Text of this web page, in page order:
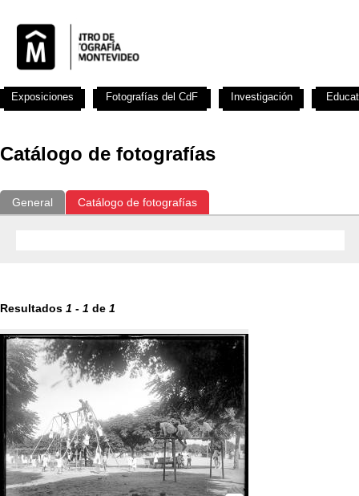
Catálogo de fotografías
General Catálogo de fotografías
Resultados 1 - 1 de 1
Exposiciones Fotografías del CdF Investigación